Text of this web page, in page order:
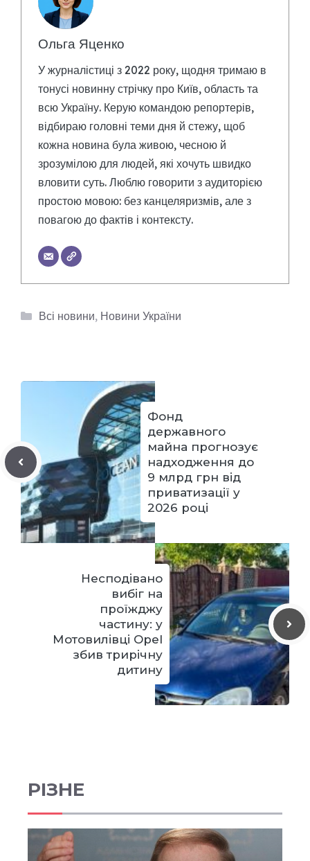
Ольга Яценко
У журналістиці з 2022 року, щодня тримаю в
тонусі новинну стрічку про Київ, область та
всю Україну. Керую командою репортерів,
відбираю головні теми дня й стежу, щоб
кожна новина була живою, чесною й
зрозумілою для людей, які хочуть швидко
вловити суть. Люблю говорити з аудиторією
простою мовою: без канцеляризмів, але з
повагою до фактів і контексту.
Категорії
Всі новини, Новини України
Фонд
державного
майна прогнозує
надходження до
9 млрд грн від
приватизації у
2026 році
Несподівано
вибіг на
проїжджу
частину: у
Мотовилівці Opel
збив трирічну
дитину
РІЗНЕ